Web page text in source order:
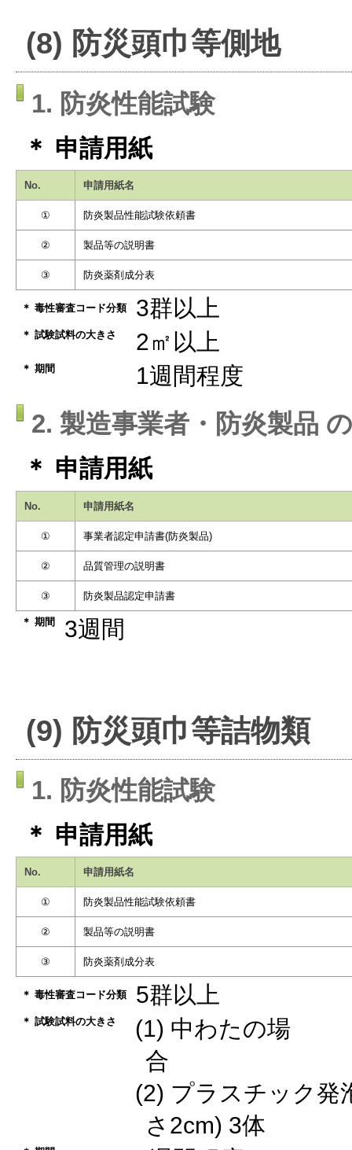
(8) 防災頭巾等側地
1. 防炎性能試験
＊ 申請用紙
No. 申請用紙名
① 防炎製品性能試験依頼書
② 製品等の説明書
③ 防炎薬剤成分表
＊ 毒性審査コード分類 3群以上
＊ 試験試料の大きさ 2㎡以上
＊ 期間 1週間程度
2. 製造事業者・防炎製品
＊ 申請用紙
No. 申請用紙名
① 事業者認定申請書(防炎製品)
② 品質管理の説明書
③ 防炎製品認定申請書
＊ 期間 3週間
(9) 防災頭巾等詰物類
1. 防炎性能試験
＊ 申請用紙
No. 申請用紙名
① 防炎製品性能試験依頼書
② 製品等の説明書
③ 防炎薬剤成分表
＊ 毒性審査コード分類 5群以上
＊ 試験試料の大きさ
(1) 中わたの場
合
(2) プラスチック
さ2cm) 3体